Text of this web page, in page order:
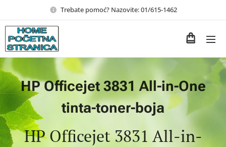
Trebate pomoć? Nazovite: 01/615-1462
HP Officejet 3831 All-in-One
tinta-toner-boja
HP Officejet 3831 All-in-